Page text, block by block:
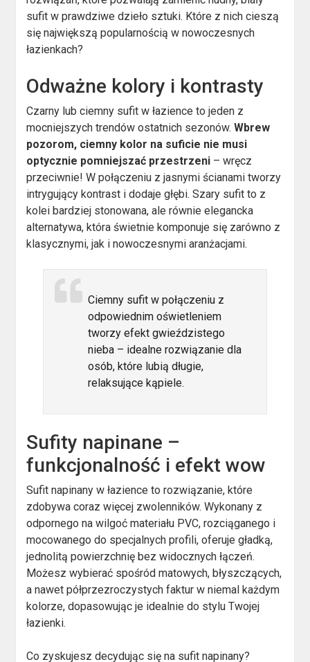
sufit w prawdziwe dzieło sztuki. Które z nich cieszą
się największą popularnością w nowoczesnych
łazienkach?
Odważne kolory i kontrasty
Czarny lub ciemny sufit w łazience to jeden z
mocniejszych trendów ostatnich sezonów.Wbrew
pozorom, ciemny kolor na suficie nie musi
optycznie pomniejszać przestrzeni – wręcz
przeciwnie! W połączeniu z jasnymi ścianami tworzy
intrygujący kontrast i dodaje głębi. Szary sufit to z
kolei bardziej stonowana, ale równie elegancka
alternatywa, która świetnie komponuje się zarówno z
klasycznymi, jak i nowoczesnymi aranżacjami.
Ciemny sufit w połączeniu z
odpowiednim oświetleniem
tworzy efekt gwieździstego
nieba – idealne rozwiązanie dla
osób, które lubią długie,
relaksujące kąpiele.
Sufity napinane –
funkcjonalność i efekt wow
Sufit napinany w łazience to rozwiązanie, które
zdobywa coraz więcej zwolenników. Wykonany z
odpornego na wilgoć materiału PVC, rozciąganego i
mocowanego do specjalnych profili, oferuje gładką,
jednolitą powierzchnię bez widocznych łączeń.
Możesz wybierać spośród matowych, błyszczących,
a nawet półprzezroczystych faktur w niemal każdym
kolorze, dopasowując je idealnie do stylu Twojej
łazienki.
Co zyskujesz decydując się na sufit napinany?